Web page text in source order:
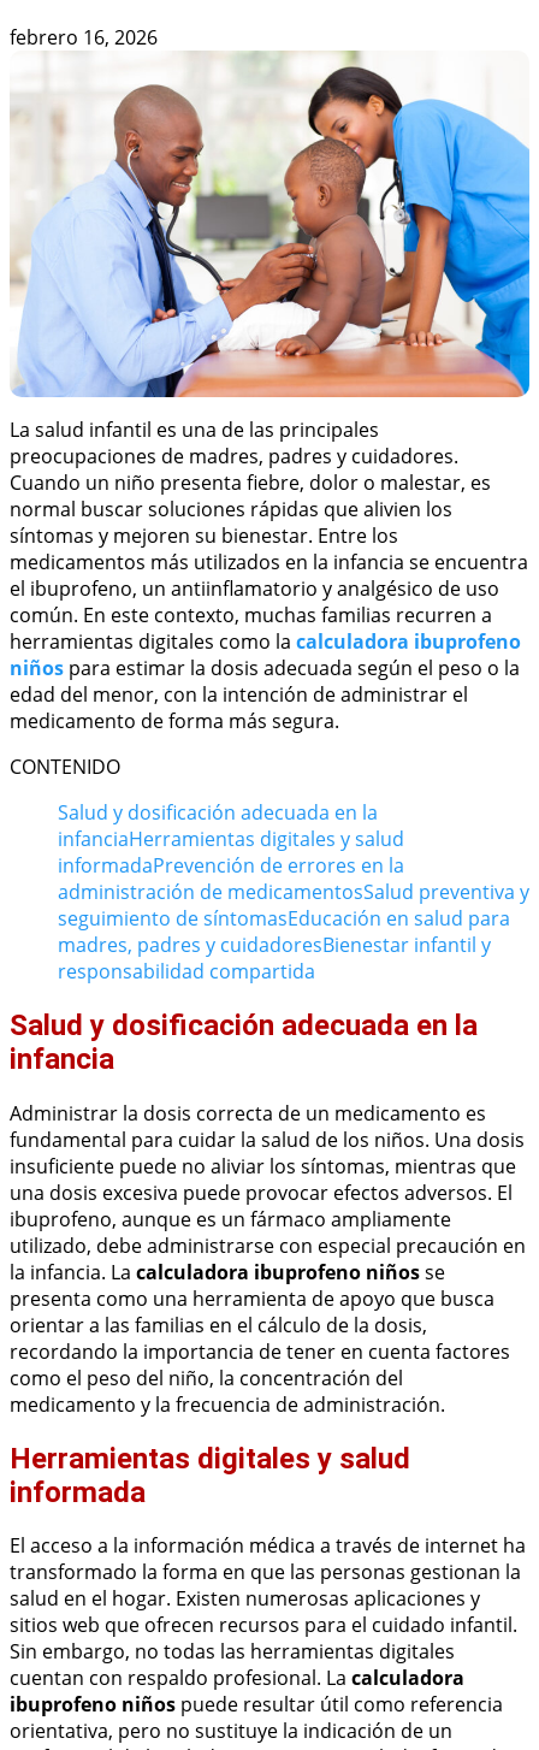
febrero 16, 2026
La salud infantil es una de las principales
preocupaciones de madres, padres y cuidadores.
Cuando un niño presenta fiebre, dolor o malestar, es
normal buscar soluciones rápidas que alivien los
síntomas y mejoren su bienestar. Entre los
medicamentos más utilizados en la infancia se encuentra
el ibuprofeno, un antiinflamatorio y analgésico de uso
común. En este contexto, muchas familias recurren a
herramientas digitales como la calculadora ibuprofeno
niños para estimar la dosis adecuada según el peso o la
edad del menor, con la intención de administrar el
medicamento de forma más segura.
CONTENIDO
Salud y dosificación adecuada en la
infanciaHerramientas digitales y salud
informadaPrevención de errores en la
administración de medicamentosSalud preventiva y
seguimiento de síntomasEducación en salud para
madres, padres y cuidadoresBienestar infantil y
responsabilidad compartida
Salud y dosificación adecuada en la
infancia
Administrar la dosis correcta de un medicamento es
fundamental para cuidar la salud de los niños. Una dosis
insuficiente puede no aliviar los síntomas, mientras que
una dosis excesiva puede provocar efectos adversos. El
ibuprofeno, aunque es un fármaco ampliamente
utilizado, debe administrarse con especial precaución en
la infancia. La calculadora ibuprofeno niñosse
presenta como una herramienta de apoyo que busca
orientar a las familias en el cálculo de la dosis,
recordando la importancia de tener en cuenta factores
como el peso del niño, la concentración del
medicamento y la frecuencia de administración.
Herramientas digitales y salud
informada
El acceso a la información médica a través de internet ha
transformado la forma en que las personas gestionan la
salud en el hogar. Existen numerosas aplicaciones y
sitios web que ofrecen recursos para el cuidado infantil.
Sin embargo, no todas las herramientas digitales
cuentan con respaldo profesional. La calculadora
ibuprofeno niños puede resultar útil como referencia
orientativa, pero no sustituye la indicación de un